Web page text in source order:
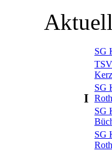
I
SG
SG
SG
SG